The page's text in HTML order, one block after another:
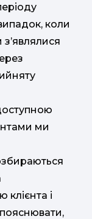
коли
ми
клієнта і